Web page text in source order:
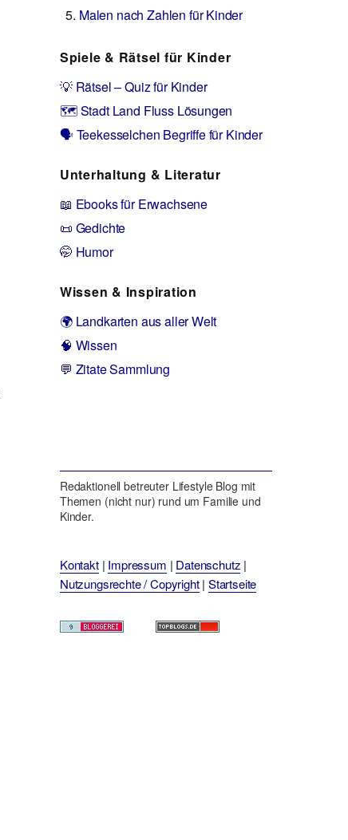
Malen nach Zahlen für Kinder
Spiele & Rätsel für Kinder
💡 Rätsel – Quiz für Kinder
🗺️ Stadt Land Fluss Lösungen
🗣️ Teekesselchen Begriffe für Kinder
Unterhaltung & Literatur
📖 Ebooks für Erwachsene
📜 Gedichte
🤭 Humor
Wissen & Inspiration
🌍 Landkarten aus aller Welt
🧠 Wissen
💬 Zitate Sammlung
Redaktionell betreuter Lifestyle Blog mit
Themen (nicht nur) rund um Familie und
Kinder.
Kontakt| Impressum | Datenschutz |
Nutzungsrechte / Copyright| Startseite